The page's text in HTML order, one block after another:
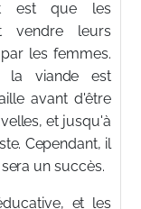
est que les
vendre leurs
les femmes.
la viande est
avant d'être
et jusqu'à
Cependant, il
un succès.
et les